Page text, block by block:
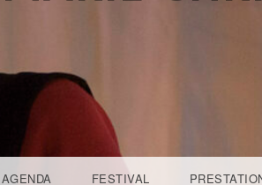
AGENDA FESTIVAL